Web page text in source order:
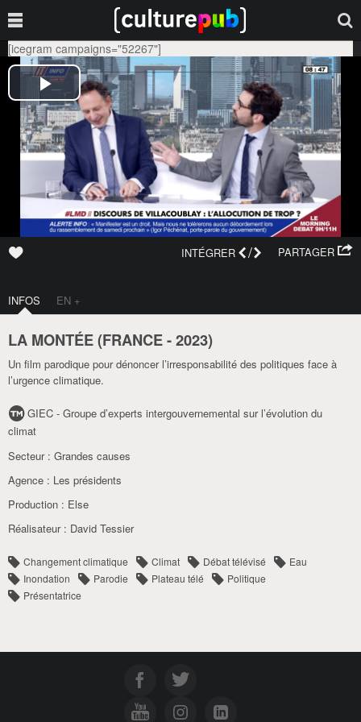
[icegram campaigns="52267"]
PARTAGER
INTÉGRER /
INFOS EN +
LA MONTÉE (FRANCE-2023)
Un film parodique pour dénoncer l’irresponsabilité des politiques face à
l’urgence climatique.
GIEC - Groupe d’experts intergouvernemental sur l’évolution du
climat
Secteur : Grandes causes
Agence : Les présidents
Production : Else
Réalisateur : David Tessier
Changement climatique Climat Débat télévisé
Eau
Inondation
Parodie Plateau télé
Politique
Présentatrice